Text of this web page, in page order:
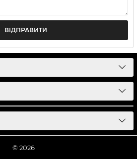
ВІДПРАВИТИ
© 2026